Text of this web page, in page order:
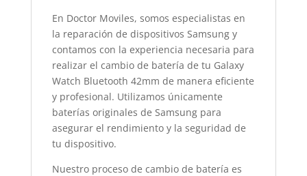
En Doctor Moviles, somos especialistas en
la reparación de dispositivos Samsung y
contamos con la experiencia necesaria para
realizar el cambio de batería de tu Galaxy
Watch Bluetooth 42mm de manera eficiente
y profesional. Utilizamos únicamente
baterías originales de Samsung para
asegurar el rendimiento y la seguridad de
tu dispositivo.
Nuestro proceso de cambio de batería es